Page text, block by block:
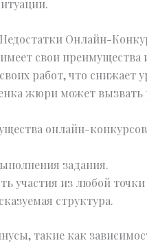
Онлайн-
свои преимущества
работ, что снижает
жюри может вызвать
онлайн-
задания.
участия из любой
структура.
такие как